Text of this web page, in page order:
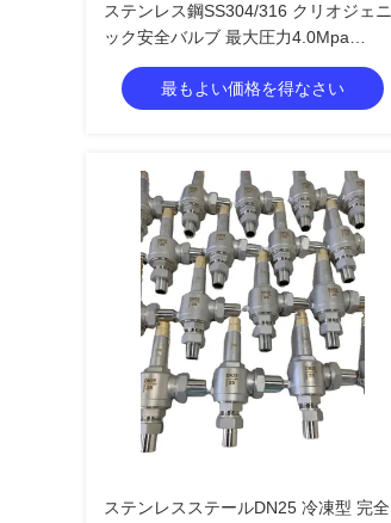
ステンレス鋼SS304/316 クリオジェニ
ック安全バルブ 最大圧力4.0Mpa
-196°C〜+120°C 温度範囲
最もよい価格を得なさい
ステンレスステールDN25 冷凍型 完全